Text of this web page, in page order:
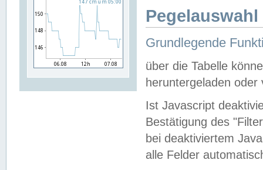
Grundlegende
über die Tabelle
heruntergeladen oder
Ist Javascript
Bestätigung des
bei deaktiviertem
alle Felder